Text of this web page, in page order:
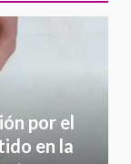
por el
en la